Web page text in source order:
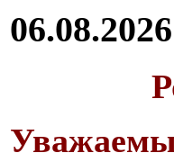
06.08.2026